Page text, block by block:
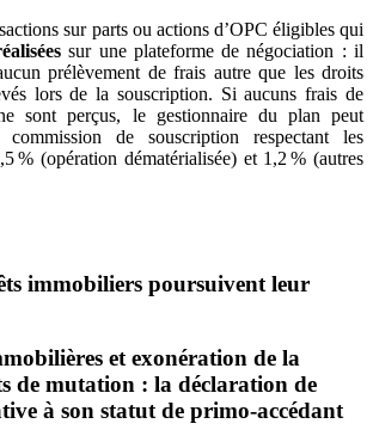
sur parts ou actions d’OPC éligibles qui
sur une plateforme de négociation : il
prélèvement de frais autre que les droits
lors de la souscription. Si aucuns frais de
sont perçus, le gestionnaire du plan peut
commission de souscription respectant les
% (opération dématérialisée) et 1,2 % (autres
immobiliers poursuivent leur
et exonération de la
de mutation : la déclaration de
à son statut de primo-accédant